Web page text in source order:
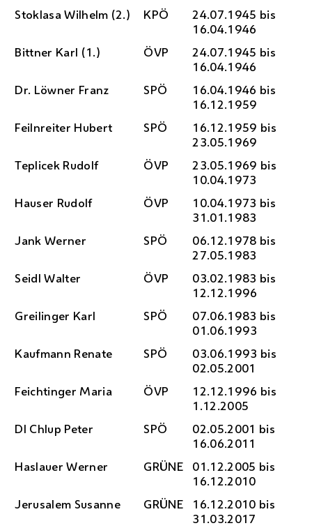
Stoklasa Wilhelm (2.)
KPÖ
24.07.1945 bis
16.04.1946
Bittner Karl (1.)
ÖVP
24.07.1945 bis
16.04.1946
Dr. Löwner Franz SPÖ
16.04.1946 bis
16.12.1959
Feilnreiter Hubert
SPÖ
16.12.1959 bis
23.05.1969
Teplicek Rudolf
ÖVP
23.05.1969 bis
10.04.1973
Hauser Rudolf
ÖVP
10.04.1973 bis
31.01.1983
Jank Werner
SPÖ
06.12.1978 bis
27.05.1983
Seidl Walter
ÖVP
03.02.1983 bis
12.12.1996
Greilinger Karl
SPÖ
07.06.1983 bis
01.06.1993
Kaufmann Renate
SPÖ
03.06.1993 bis
02.05.2001
Feichtinger Maria
ÖVP
12.12.1996 bis
1.12.2005
DI Chlup Peter SPÖ
02.05.2001 bis
16.06.2011
Haslauer Werner
GRÜNE
01.12.2005 bis
16.12.2010
Jerusalem Susanne
GRÜNE
16.12.2010 bis
31.03.2017